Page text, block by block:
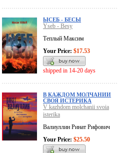
ЫСЕБ - БЕСЫ
Yseb - Besy
Теплый Максим
Your Price: $17.53
shipped in 14-20 days
В КАЖДОМ МОЛЧАНИИ
СВОЯ ИСТЕРИКА
V kazhdom molchanii svoia
isterika
Валиуллин Ринат Рифович
Your Price: $25.50